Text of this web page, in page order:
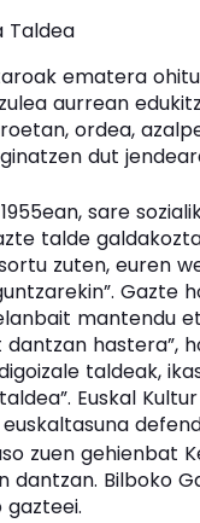
Taldea
ematera
aurrean
ordea,
dut
sare
talde
zuten, euren
Gazte
mantendu
hastera”,
taldeak,
Euskal
zuen gehienbat
dantzan. Bilboko
gazteei.